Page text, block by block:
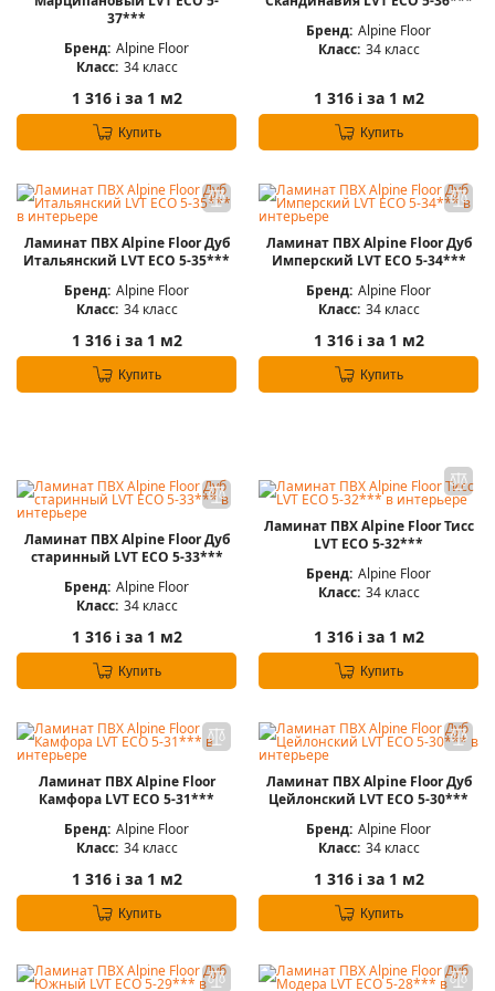
37***
Бренд: Alpine Floor
Класс: 34 класс
1 316 iза 1 м2
Купить
Бренд: Alpine Floor
Класс: 34 класс
1 316 iза 1 м2
Купить
Ламинат ПВХ Alpine Floor Дуб
Итальянский LVT ЕСО 5-35***
Бренд: Alpine Floor
Класс: 34 класс
1 316 iза 1 м2
Купить
Ламинат ПВХ Alpine Floor Дуб
Имперский LVT ЕСО 5-34***
Бренд: Alpine Floor
Класс: 34 класс
1 316 iза 1 м2
Купить
Ламинат ПВХ Alpine Floor Дуб
старинный LVT ЕСО 5-33***
Бренд: Alpine Floor
Класс: 34 класс
1 316 iза 1 м2
Купить
Ламинат ПВХ Alpine Floor Тисс
LVT ЕСО 5-32***
Бренд: Alpine Floor
Класс: 34 класс
1 316 iза 1 м2
Купить
Ламинат ПВХ Alpine Floor
Камфора LVT ЕСО 5-31***
Бренд: Alpine Floor
Класс: 34 класс
1 316 iза 1 м2
Купить
Ламинат ПВХ Alpine Floor Дуб
Цейлонский LVT ЕСО 5-30***
Бренд: Alpine Floor
Класс: 34 класс
1 316 iза 1 м2
Купить